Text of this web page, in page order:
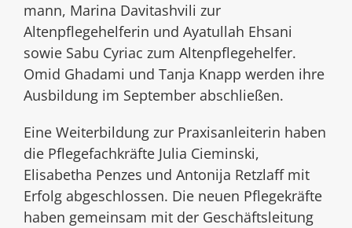
mann, Marina Davitashvili zur
Altenpflegehelferin und Ayatullah Ehsani
sowie Sabu Cyriac zum Altenpflegehelfer.
Omid Ghadami und Tanja Knapp werden ihre
Ausbildung im September abschließen.
Eine Weiterbildung zur Praxisanleiterin haben
die Pflegefachkräfte Julia Cieminski,
Elisabetha Penzes und Antonija Retzlaff mit
Erfolg abgeschlossen. Die neuen Pflegekräfte
haben gemeinsam mit der Geschäftsleitung